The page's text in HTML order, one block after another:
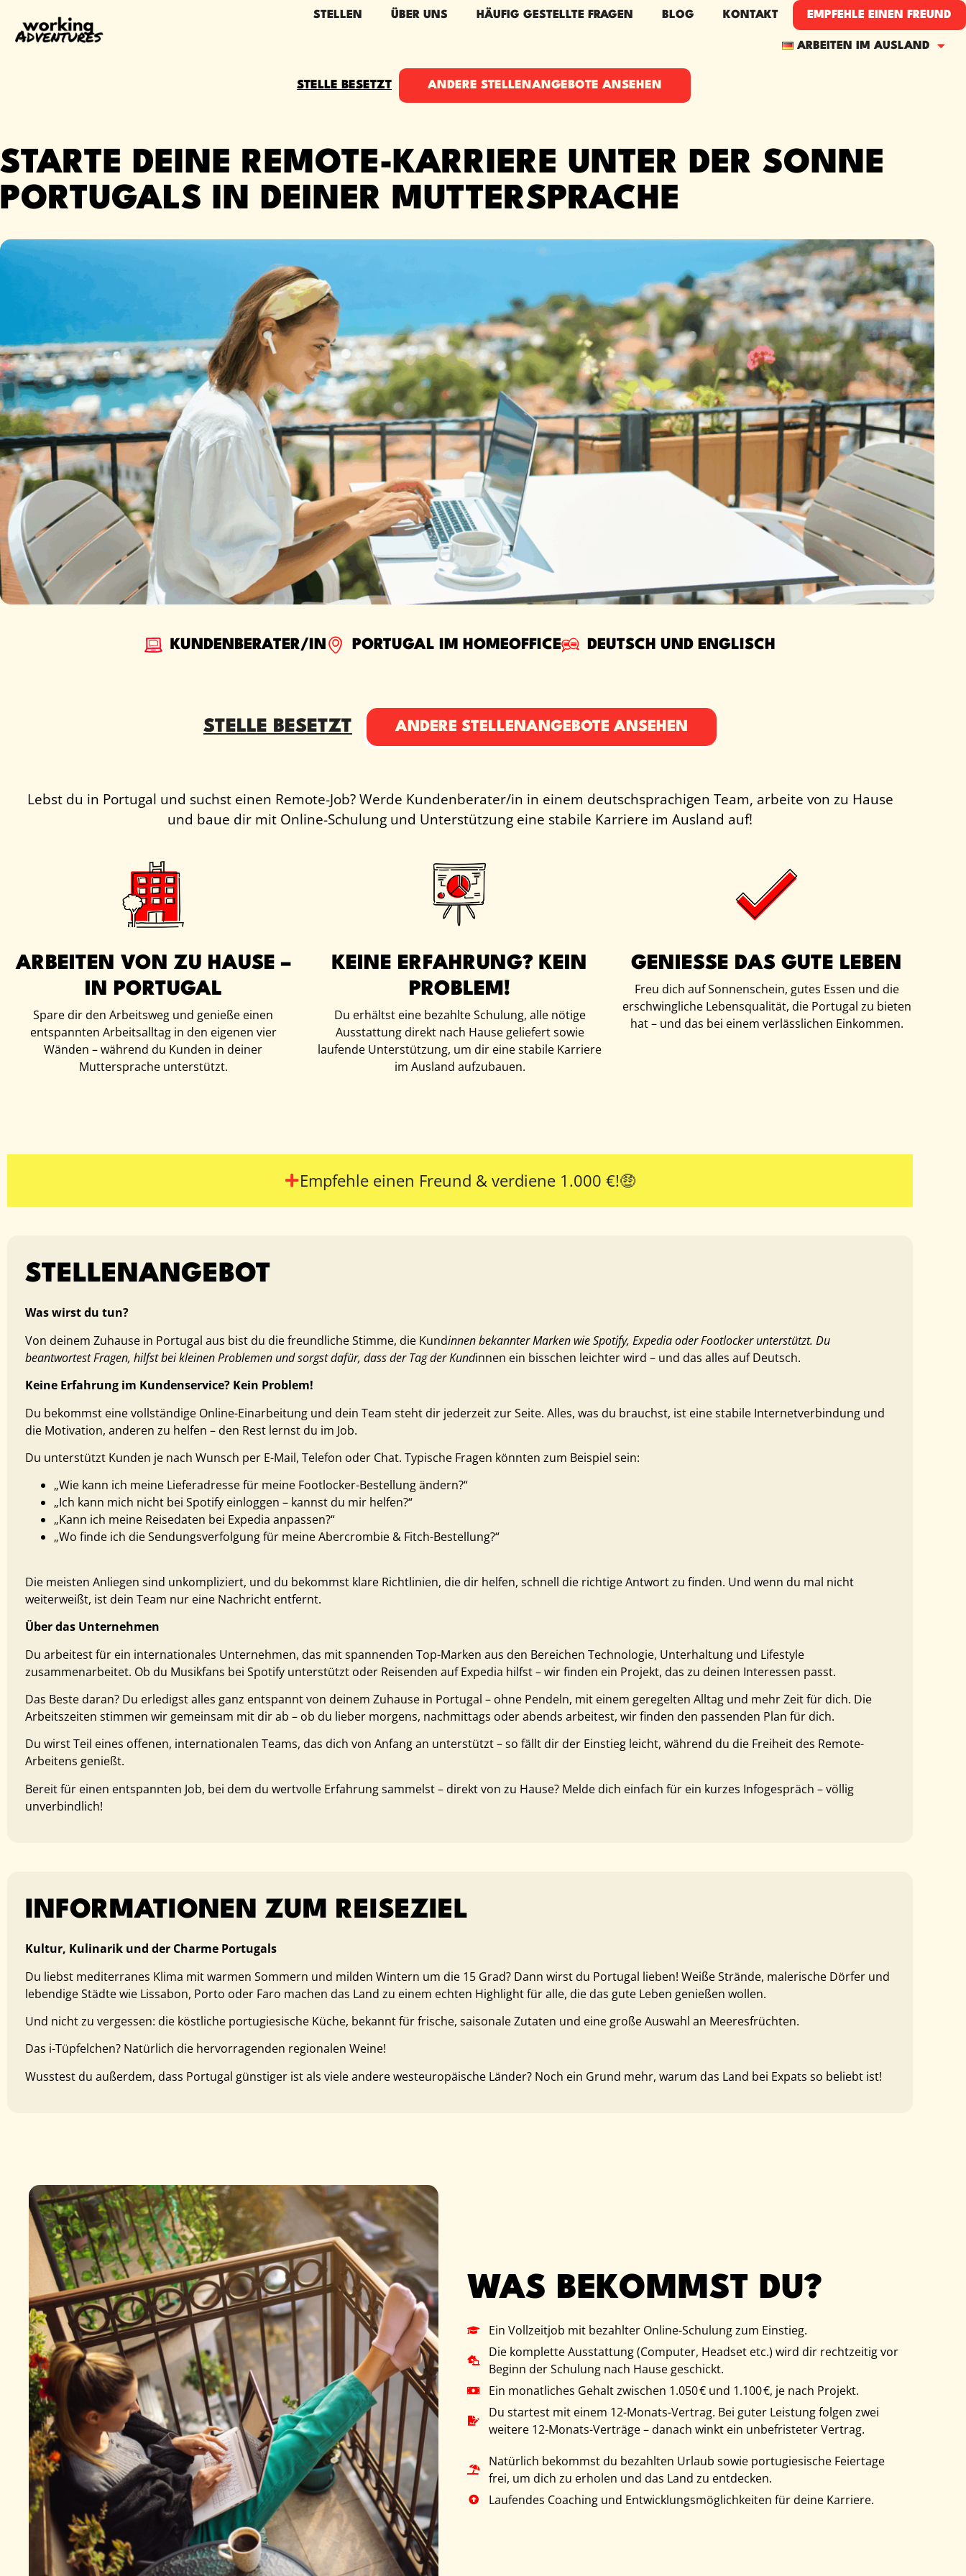
STELLEN ÜBER UNS HÄUFIG GESTELLTE FRAGEN BLOG KONTAKT EMPFEHLE EINEN FREUND
ARBEITEN IM AUSLAND
STELLE BESETZT ANDERE STELLENANGEBOTE ANSEHEN
STARTE DEINE REMOTE-KARRIERE UNTER DER SONNE
PORTUGALS IN DEINER MUTTERSPRACHE
KUNDENBERATER/IN PORTUGAL IM HOMEOFFICE DEUTSCH UND ENGLISCH
STELLE BESETZT ANDERE STELLENANGEBOTE ANSEHEN
Lebst du in Portugal und suchst einen Remote-Job? Werde Kundenberater/in in einem deutschsprachigen Team, arbeite von zu Hause
und baue dir mit Online-Schulung und Unterstützung eine stabile Karriere im Ausland auf!
ARBEITEN VON ZU HAUSE –
IN PORTUGAL
Spare dir den Arbeitsweg und genieße einen
entspannten Arbeitsalltag in den eigenen vier
Wänden – während du Kunden in deiner
Muttersprache unterstützt.
KEINE ERFAHRUNG? KEIN
PROBLEM!
Du erhältst eine bezahlte Schulung, alle nötige
Ausstattung direkt nach Hause geliefert sowie
laufende Unterstützung, um dir eine stabile Karriere
im Ausland aufzubauen.
GENIESSE DAS GUTE LEBEN
Freu dich auf Sonnenschein, gutes Essen und die
erschwingliche Lebensqualität, die Portugal zu bieten
hat – und das bei einem verlässlichen Einkommen.
Empfehle einen Freund & verdiene 1.000 €!🤑
STELLENANGEBOT
Was wirst du tun?
Von deinem Zuhause in Portugal aus bist du die freundliche Stimme, die Kundinnen bekannter Marken wie Spotify, Expedia oder Footlocker unterstützt. Du
beantwortest Fragen, hilfst bei kleinen Problemen und sorgst dafür, dass der Tag der Kundinnen ein bisschen leichter wird – und das alles auf Deutsch.
Keine Erfahrung im Kundenservice? Kein Problem!
Du bekommst eine vollständige Online-Einarbeitung und dein Team steht dir jederzeit zur Seite. Alles, was du brauchst, ist eine stabile Internetverbindung und
die Motivation, anderen zu helfen – den Rest lernst du im Job.
Du unterstützt Kunden je nach Wunsch per E-Mail, Telefon oder Chat. Typische Fragen könnten zum Beispiel sein:
„Wie kann ich meine Lieferadresse für meine Footlocker-Bestellung ändern?“
„Ich kann mich nicht bei Spotify einloggen – kannst du mir helfen?“
„Kann ich meine Reisedaten bei Expedia anpassen?“
„Wo finde ich die Sendungsverfolgung für meine Abercrombie & Fitch-Bestellung?“
Die meisten Anliegen sind unkompliziert, und du bekommst klare Richtlinien, die dir helfen, schnell die richtige Antwort zu finden. Und wenn du mal nicht
weiterweißt, ist dein Team nur eine Nachricht entfernt.
Über das Unternehmen
Du arbeitest für ein internationales Unternehmen, das mit spannenden Top-Marken aus den Bereichen Technologie, Unterhaltung und Lifestyle
zusammenarbeitet. Ob du Musikfans bei Spotify unterstützt oder Reisenden auf Expedia hilfst – wir finden ein Projekt, das zu deinen Interessen passt.
Das Beste daran? Du erledigst alles ganz entspannt von deinem Zuhause in Portugal – ohne Pendeln, mit einem geregelten Alltag und mehr Zeit für dich. Die
Arbeitszeiten stimmen wir gemeinsam mit dir ab – ob du lieber morgens, nachmittags oder abends arbeitest, wir finden den passenden Plan für dich.
Du wirst Teil eines offenen, internationalen Teams, das dich von Anfang an unterstützt – so fällt dir der Einstieg leicht, während du die Freiheit des Remote-
Arbeitens genießt.
Bereit für einen entspannten Job, bei dem du wertvolle Erfahrung sammelst – direkt von zu Hause? Melde dich einfach für ein kurzes Infogespräch – völlig
unverbindlich!
INFORMATIONEN ZUM REISEZIEL
Kultur, Kulinarik und der Charme Portugals
Du liebst mediterranes Klima mit warmen Sommern und milden Wintern um die 15 Grad? Dann wirst du Portugal lieben! Weiße Strände, malerische Dörfer und
lebendige Städte wie Lissabon, Porto oder Faro machen das Land zu einem echten Highlight für alle, die das gute Leben genießen wollen.
Und nicht zu vergessen: die köstliche portugiesische Küche, bekannt für frische, saisonale Zutaten und eine große Auswahl an Meeresfrüchten.
Das i-Tüpfelchen? Natürlich die hervorragenden regionalen Weine!
Wusstest du außerdem, dass Portugal günstiger ist als viele andere westeuropäische Länder? Noch ein Grund mehr, warum das Land bei Expats so beliebt ist!
WAS BEKOMMST DU?
Ein Vollzeitjob mit bezahlter Online-Schulung zum Einstieg.
Die komplette Ausstattung (Computer, Headset etc.) wird dir rechtzeitig vor
Beginn der Schulung nach Hause geschickt.
Ein monatliches Gehalt zwischen 1.050 € und 1.100 €, je nach Projekt.
Du startest mit einem 12-Monats-Vertrag. Bei guter Leistung folgen zwei
weitere 12-Monats-Verträge – danach winkt ein unbefristeter Vertrag.
Natürlich bekommst du bezahlten Urlaub sowie portugiesische Feiertage
frei, um dich zu erholen und das Land zu entdecken.
Laufendes Coaching und Entwicklungsmöglichkeiten für deine Karriere.